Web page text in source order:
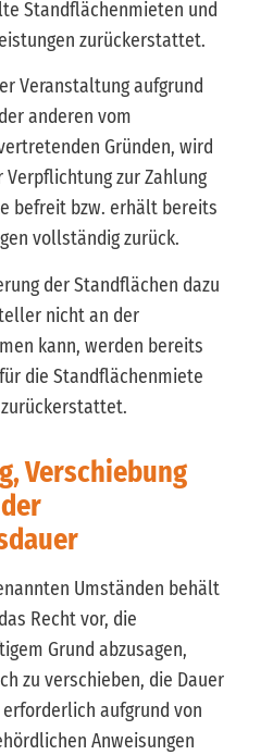
Standflächenmieten und
zurückerstattet.
Veranstaltung aufgrund
anderen vom
Gründen, wird
zur Zahlung
befreit bzw. erhält bereits
vollständig zurück.
der Standflächen dazu
nicht an der
kann, werden bereits
die Standflächenmiete
Verschiebung
Umständen behält
Recht vor, die
Grund abzusagen,
zu verschieben, die Dauer
aufgrund von
Anweisungen